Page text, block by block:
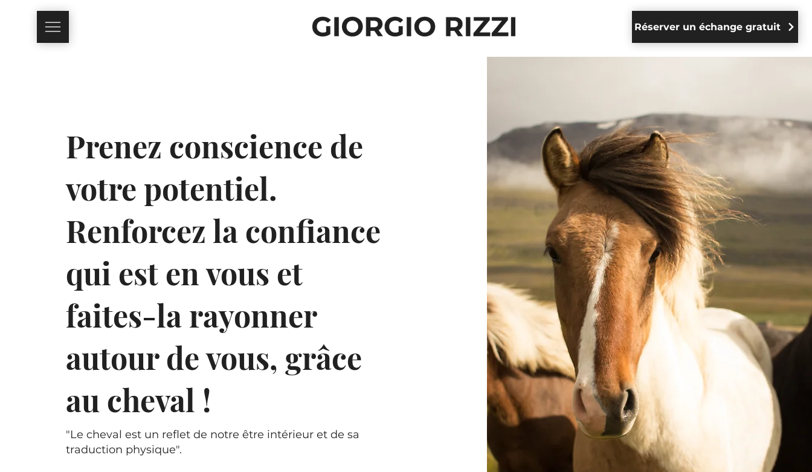
Réserver un échange gratuit
Prenez conscience de
votre potentiel.
Renforcez la confiance
qui est en vous et
faites-la rayonner
autour de vous, grâce
au cheval !
"Le cheval est un reflet de notre être intérieur et de sa
traduction physique".